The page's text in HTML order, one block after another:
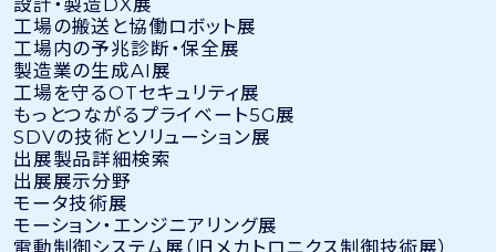
工場の搬送と協働ロボット展
工場内の予兆診断・保全展
製造業の生成AI展
工場を守るOTセキュリティ展
もっとつながるプライベート5G展
SDVの技術とソリューション展
出展製品詳細検索
出展展示分野
モータ技術展
モーション・エンジニアリング展
電動制御システム展（旧メカトロニクス制御技術展）